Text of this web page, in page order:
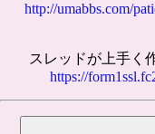
http://umabbs.com/
スレッドが上手く
https://